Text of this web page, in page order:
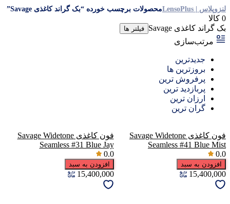
لنزوپلاس | LensoPlus محصولات برچسب خورده “بک گراند کاغذی Savage”
0 کالا
بک گراند کاغذی Savage
فیلتر ها
مرتب‌سازی
جدیدترین
بروزترین ها
پرفروش ترین
پربازدید ترین
ارزان ترین
گران ترین
فون کاغذی Savage Widetone
Seamless #41 Blue Mist
0.0
افزودن به سبد
15,400,000
فون کاغذی Savage Widetone
Seamless #31 Blue Jay
0.0
افزودن به سبد
15,400,000